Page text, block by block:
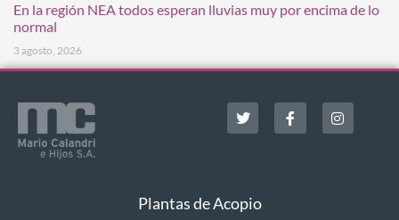
En la región NEA todos esperan lluvias muy por encima de lo
normal
3 agosto, 2026
Plantas de Acopio